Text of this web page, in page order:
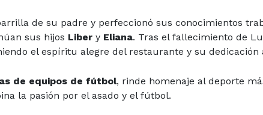
de su padre y perfeccionó sus conocimientos
sus hijos Liber y Eliana. Tras el fallecimiento de
el espíritu alegre del restaurante y su dedicación
de equipos de fútbol, rinde homenaje al deporte
la pasión por el asado y el fútbol.